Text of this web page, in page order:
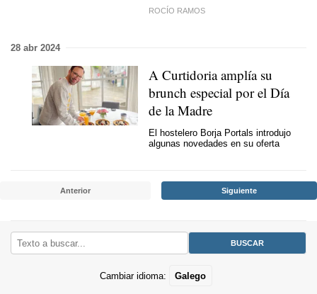
ROCÍO RAMOS
28 abr 2024
A Curtidoria amplía su
brunch especial por el Día
de la Madre
El hostelero Borja Portals introdujo
algunas novedades en su oferta
Anterior Siguiente
Cambiar idioma: Galego